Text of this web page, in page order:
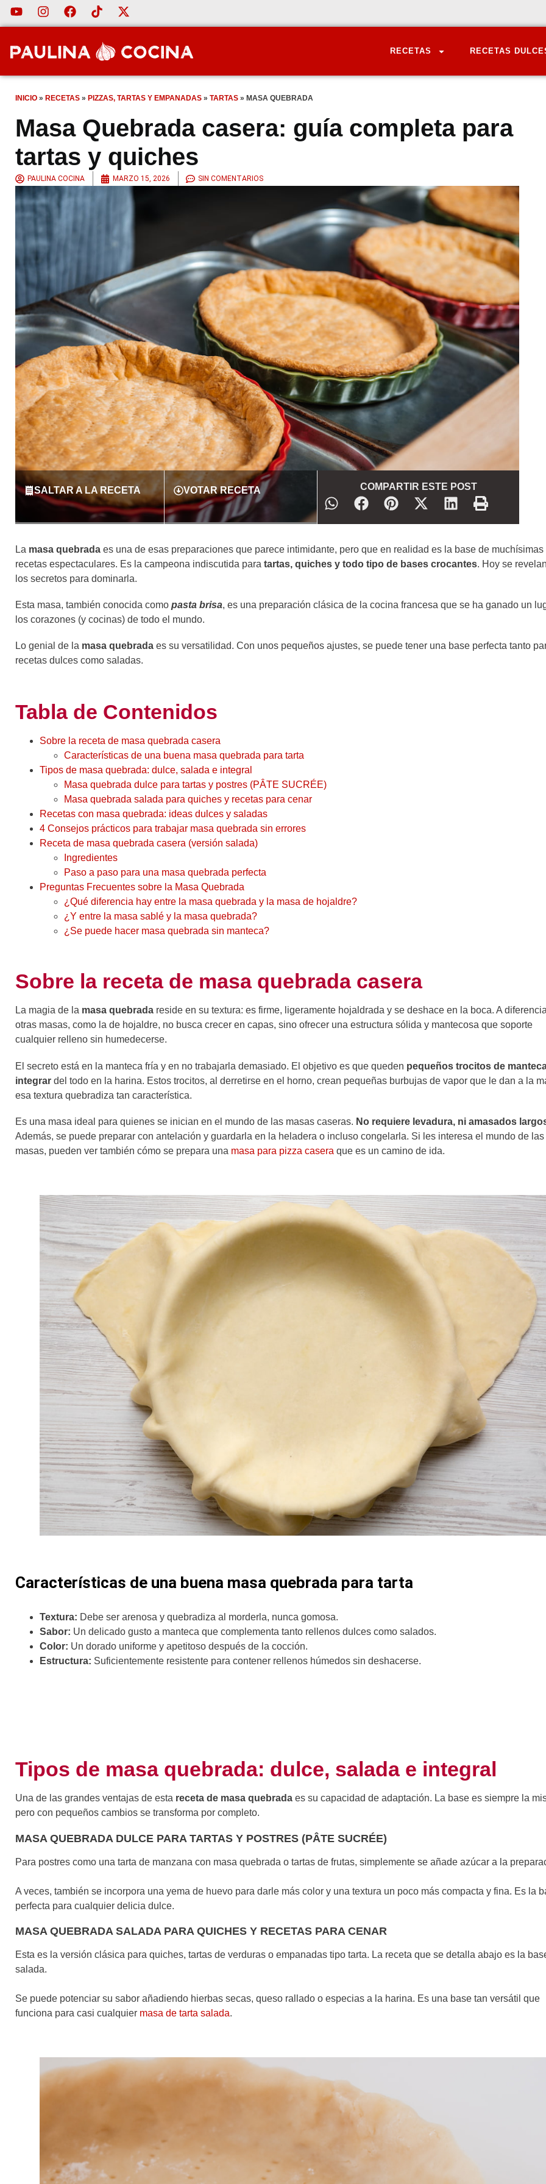
RECETAS RECETAS
INICIO » RECETAS » PIZZAS, TARTAS Y EMPANADAS » TARTAS » MASA QUEBRADA
Masa Quebrada casera: guía completa para
tartas y quiches
PAULINA COCINA MARZO 15, 2026 SIN COMENTARIOS
SALTAR A LA RECETA VOTAR RECETA COMPARTIR ESTE POST
La masa quebrada es una de esas preparaciones que parece intimidante, pero que en realidad es la base de muchísimas
recetas espectaculares. Es la campeona indiscutida para tartas, quiches y todo tipo de bases crocantes. Hoy se
los secretos para dominarla.
Esta masa, también conocida como pasta brisa, es una preparación clásica de la cocina francesa que se ha ganado un
los corazones (y cocinas) de todo el mundo.
Lo genial de la masa quebrada es su versatilidad. Con unos pequeños ajustes, se puede tener una base perfecta tanto
recetas dulces como saladas.
Tabla de Contenidos
Sobre la receta de masa quebrada casera
Características de una buena masa quebrada para tarta
Tipos de masa quebrada: dulce, salada e integral
Masa quebrada dulce para tartas y postres (PÂTE SUCRÉE)
Masa quebrada salada para quiches y recetas para cenar
Recetas con masa quebrada: ideas dulces y saladas
4 Consejos prácticos para trabajar masa quebrada sin errores
Receta de masa quebrada casera (versión salada)
Ingredientes
Paso a paso para una masa quebrada perfecta
Preguntas Frecuentes sobre la Masa Quebrada
¿Qué diferencia hay entre la masa quebrada y la masa de hojaldre?
¿Y entre la masa sablé y la masa quebrada?
¿Se puede hacer masa quebrada sin manteca?
Sobre la receta de masa quebrada casera
La magia de la masa quebrada reside en su textura: es firme, ligeramente hojaldrada y se deshace en la boca. A
otras masas, como la de hojaldre, no busca crecer en capas, sino ofrecer una estructura sólida y mantecosa que soporte
cualquier relleno sin humedecerse.
El secreto está en la manteca fría y en no trabajarla demasiado. El objetivo es que queden pequeños trocitos de
integrar del todo en la harina. Estos trocitos, al derretirse en el horno, crean pequeñas burbujas de vapor que le dan a la
esa textura quebradiza tan característica.
Es una masa ideal para quienes se inician en el mundo de las masas caseras. No requiere levadura, ni amasados
Además, se puede preparar con antelación y guardarla en la heladera o incluso congelarla. Si les interesa el mundo de las
masas, pueden ver también cómo se prepara una masa para pizza casera que es un camino de ida.
Características de una buena masa quebrada para tarta
Textura: Debe ser arenosa y quebradiza al morderla, nunca gomosa.
Sabor: Un delicado gusto a manteca que complementa tanto rellenos dulces como salados.
Color: Un dorado uniforme y apetitoso después de la cocción.
Estructura: Suficientemente resistente para contener rellenos húmedos sin deshacerse.
Tipos de masa quebrada: dulce, salada e integral
Una de las grandes ventajas de esta receta de masa quebrada es su capacidad de adaptación. La base es siempre la
pero con pequeños cambios se transforma por completo.
MASA QUEBRADA DULCE PARA TARTAS Y POSTRES (PÂTE SUCRÉE)
Para postres como una tarta de manzana con masa quebrada o tartas de frutas, simplemente se añade azúcar a la
A veces, también se incorpora una yema de huevo para darle más color y una textura un poco más compacta y fina. Es la
perfecta para cualquier delicia dulce.
MASA QUEBRADA SALADA PARA QUICHES Y RECETAS PARA CENAR
Esta es la versión clásica para quiches, tartas de verduras o empanadas tipo tarta. La receta que se detalla abajo es la
salada.
Se puede potenciar su sabor añadiendo hierbas secas, queso rallado o especias a la harina. Es una base tan versátil que
funciona para casi cualquier masa de tarta salada.